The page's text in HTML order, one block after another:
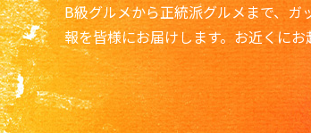
B級グルメから正統派グルメまで、
報を皆様にお届けします。お近くに